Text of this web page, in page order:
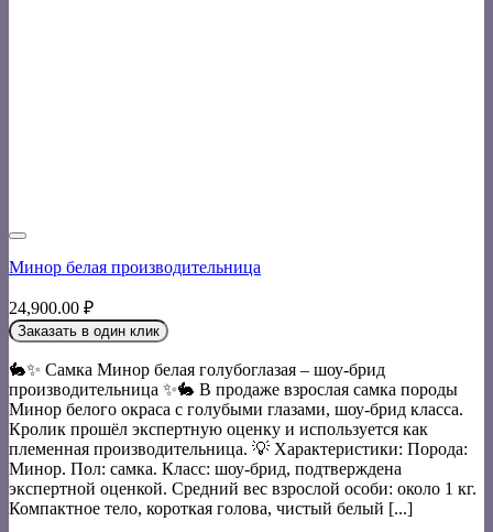
Минор белая производительница
24,900.00 ₽
Заказать в один клик
🐇✨ Самка Минор белая голубоглазая – шоу-брид
производительница ✨🐇 В продаже взрослая самка породы
Минор белого окраса с голубыми глазами, шоу-брид класса.
Кролик прошёл экспертную оценку и используется как
племенная производительница. 💡 Характеристики: Порода:
Минор. Пол: самка. Класс: шоу-брид, подтверждена
экспертной оценкой. Средний вес взрослой особи: около 1 кг.
Компактное тело, короткая голова, чистый белый [...]